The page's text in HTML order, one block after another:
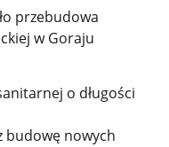
przebudowa
w Goraju
o długości
budowę nowych